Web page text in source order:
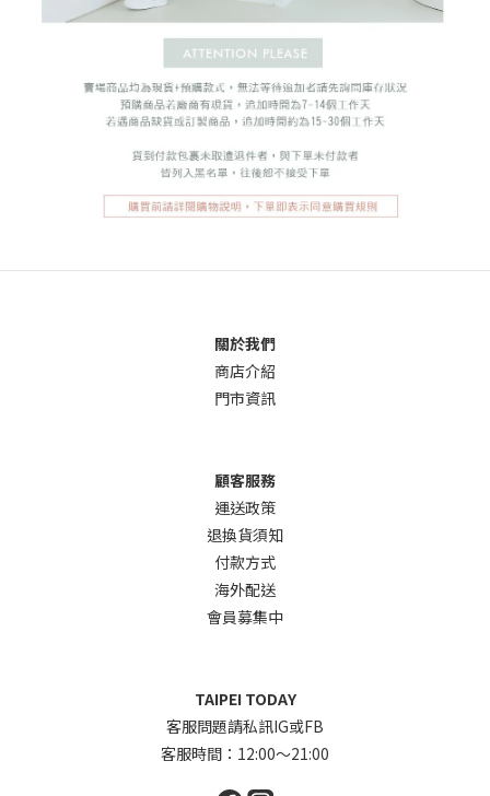
關於我們
商店介紹
門市資訊
顧客服務
運送政策
退換貨須知
付款方式
海外配送
會員募集中
TAIPEI TODAY
客服問題請私訊IG或FB
客服時間：12:00～21:00